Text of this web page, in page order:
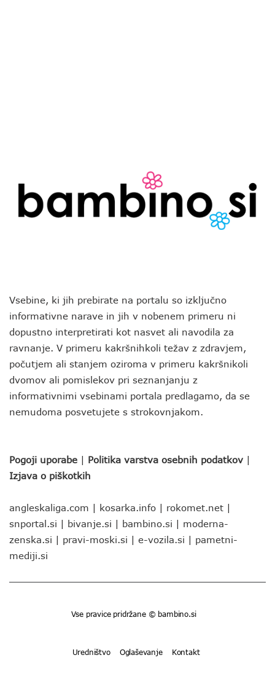
Vsebine, ki jih prebirate na portalu so izključno
informativne narave in jih v nobenem primeru ni
dopustno interpretirati kot nasvet ali navodila za
ravnanje. V primeru kakršnihkoli težav z zdravjem,
počutjem ali stanjem oziroma v primeru kakršnikoli
dvomov ali pomislekov pri seznanjanju z
informativnimi vsebinami portala predlagamo, da se
nemudoma posvetujete s strokovnjakom.
Pogoji uporabe | Politika varstva osebnih podatkov |
Izjava o piškotkih
angleskaliga.com | kosarka.info | rokomet.net |
snportal.si | bivanje.si | bambino.si | moderna-
zenska.si | pravi-moski.si | e-vozila.si | pametni-
mediji.si
Vse pravice pridržane © bambino.si
Uredništvo Oglaševanje Kontakt